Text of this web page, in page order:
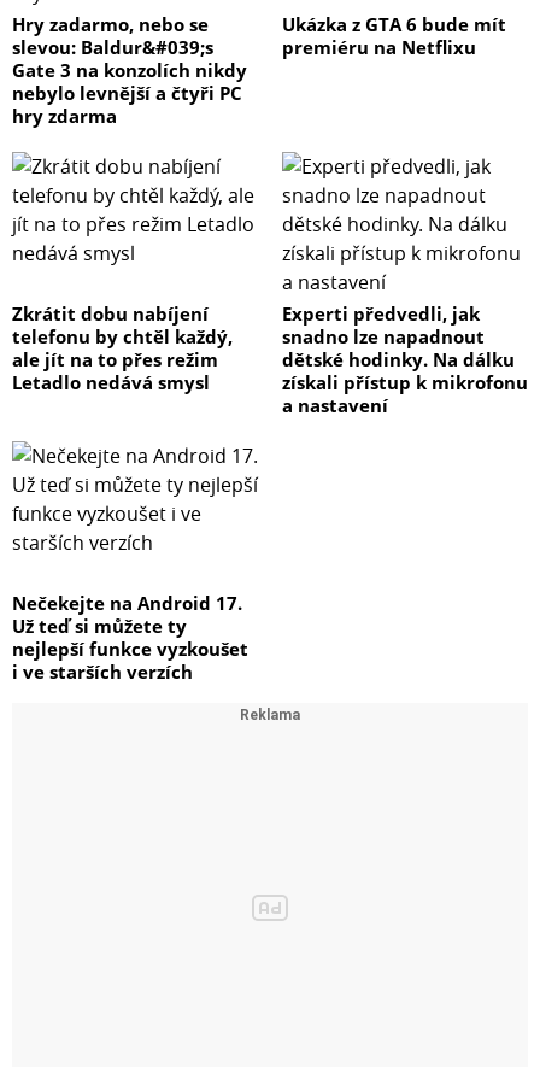
Hry zadarmo, nebo se
slevou: Baldur&#039;s
Gate 3 na konzolích nikdy
nebylo levnější a čtyři PC
hry zdarma
Ukázka z GTA 6 bude mít
premiéru na Netflixu
Zkrátit dobu nabíjení
telefonu by chtěl každý,
ale jít na to přes režim
Letadlo nedává smysl
Experti předvedli, jak
snadno lze napadnout
dětské hodinky. Na dálku
získali přístup k mikrofonu
a nastavení
Nečekejte na Android 17.
Už teď si můžete ty
nejlepší funkce vyzkoušet
i ve starších verzích